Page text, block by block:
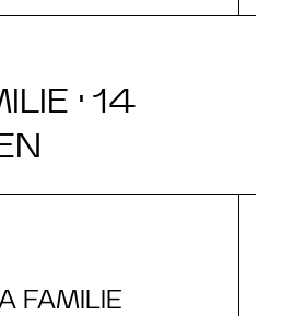
· 14
FAMILIE